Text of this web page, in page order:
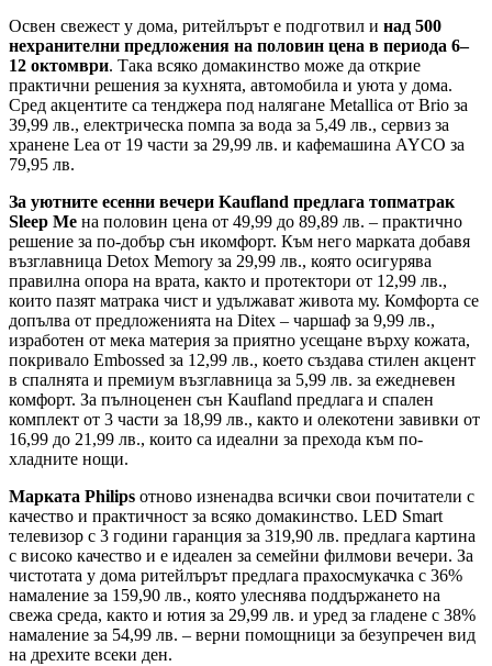
Освен свежест у дома, ритейлърът е подготвил и над 500
нехранителни предложения на половин цена в периода 6–
12 октомври. Така всяко домакинство може да открие
практични решения за кухнята, автомобила и уюта у дома.
Сред акцентите са тенджера под налягане Metallica от Brio за
39,99 лв., електрическа помпа за вода за 5,49 лв., сервиз за
хранене Lea от 19 части за 29,99 лв. и кафемашина AYCO за
79,95 лв.
За уютните есенни вечери Kaufland предлага топматрак
Sleep Me на половин цена от 49,99 до 89,89 лв. – практично
решение за по-добър сън икомфорт. Към него марката добавя
възглавница Detox Memory за 29,99 лв., която осигурява
правилна опора на врата, както и протектори от 12,99 лв.,
които пазят матрака чист и удължават живота му. Комфорта се
допълва от предложенията на Ditex – чаршаф за 9,99 лв.,
изработен от мека материя за приятно усещане върху кожата,
покривало Embossed за 12,99 лв., което създава стилен акцент
в спалнята и премиум възглавница за 5,99 лв. за ежедневен
комфорт. За пълноценен сън Kaufland предлага и спален
комплект от 3 части за 18,99 лв., както и олекотени завивки от
16,99 до 21,99 лв., които са идеални за прехода към по-
хладните нощи.
Марката Philips отново изненадва всички свои почитатели с
качество и практичност за всяко домакинство. LED Smart
телевизор с 3 години гаранция за 319,90 лв. предлага картина
с високо качество и е идеален за семейни филмови вечери. За
чистотата у дома ритейлърът предлага прахосмукачка с 36%
намаление за 159,90 лв., която улеснява поддържането на
свежа среда, както и ютия за 29,99 лв. и уред за гладене с 38%
намаление за 54,99 лв. – верни помощници за безупречен вид
на дрехите всеки ден.